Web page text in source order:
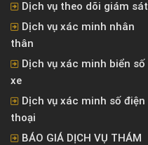
Dịch vụ theo dõi giám sát
Dịch vụ xác minh nhân
thân
Dịch vụ xác minh biển số
xe
Dịch vụ xác minh số điện
thoại
BÁO GIÁ DỊCH VỤ THÁM